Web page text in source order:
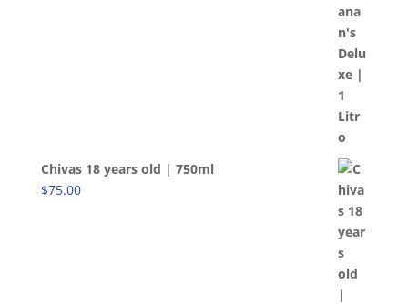
Chivas 18 years old | 750ml
$75.00